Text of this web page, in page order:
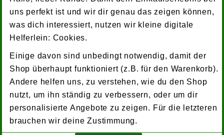
bestimmungsgemäßen Gebrauch und der
Art und Weise der Flaschenreinigung ab.
Bitte entleeren und reinigen Sie die
Flaschen regelmäßig. Außerdem vor
direktem Sonnenlicht schützen. Vermeiden
Sie auch eine Lagerung z.B. in der Nähe von
Chemikalien oder Farben. Bei der Reinigung
im normalen Haushaltsgeschirrspüler sind
bis zu 80 Waschzyklen möglich – abhängig
von Temperatur und Reinigungsmittel –
uns perfekt ist und wir dir genau das zeigen können,
was dich interessiert, nutzen wir kleine digitale
Helferlein: Cookies.
Einige davon sind unbedingt notwendig, damit der
Shop überhaupt funktioniert (z.B. für den Warenkorb).
Andere helfen uns, zu verstehen, wie du den Shop
nutzt, um ihn ständig zu verbessern, oder um dir
personalisierte Angebote zu zeigen. Für die letzteren
brauchen wir deine Zustimmung.